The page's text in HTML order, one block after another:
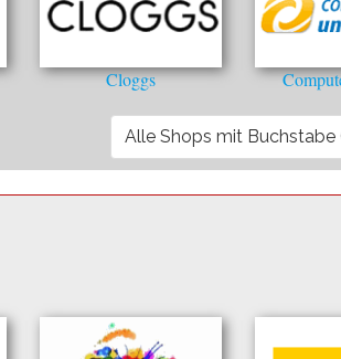
Cloggs
Alle Shops mit Buchstabe